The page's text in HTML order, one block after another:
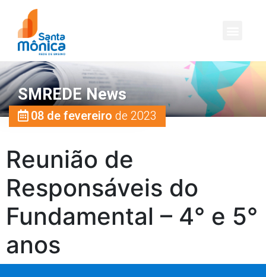
SMREDE News
08 de fevereiro de 2023
Reunião de
Responsáveis do
Fundamental – 4° e 5°
anos